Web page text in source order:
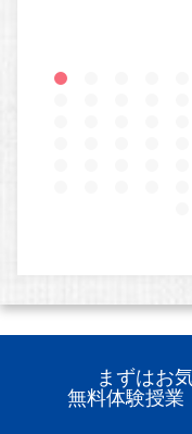
まずはお
無料体験授業